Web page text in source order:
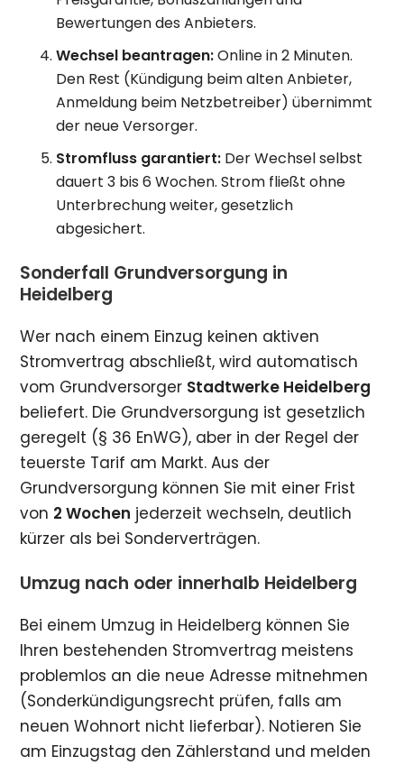
Bewertungen des Anbieters.
Wechsel beantragen:Online in 2 Minuten.
Den Rest (Kündigung beim alten Anbieter,
Anmeldung beim Netzbetreiber) übernimmt
der neue Versorger.
Stromfluss garantiert: Der Wechsel selbst
dauert 3 bis 6 Wochen. Strom fließt ohne
Unterbrechung weiter, gesetzlich
abgesichert.
Sonderfall Grundversorgung in
Heidelberg
Wer nach einem Einzug keinen aktiven
Stromvertrag abschließt, wird automatisch
vom Grundversorger Stadtwerke Heidelberg
beliefert. Die Grundversorgung ist gesetzlich
geregelt (§ 36 EnWG), aber in der Regel der
teuerste Tarif am Markt. Aus der
Grundversorgung können Sie mit einer Frist
von 2 Wochen jederzeit wechseln, deutlich
kürzer als bei Sonderverträgen.
Umzug nach oder innerhalb Heidelberg
Bei einem Umzug in Heidelberg können Sie
Ihren bestehenden Stromvertrag meistens
problemlos an die neue Adresse mitnehmen
(Sonderkündigungsrecht prüfen, falls am
neuen Wohnort nicht lieferbar). Notieren Sie
am Einzugstag den Zählerstand und melden